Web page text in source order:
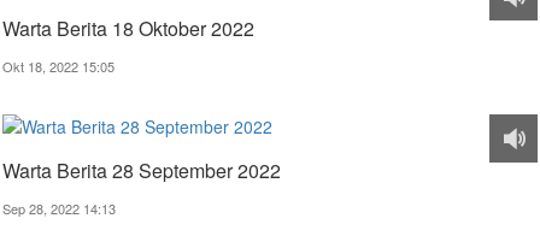
Warta Berita 18 Oktober 2022
Okt 18, 2022 15:05
Warta Berita 28 September 2022
Sep 28, 2022 14:13